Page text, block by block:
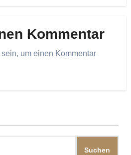
Kommentar
sein, um einen Kommentar
Suchen